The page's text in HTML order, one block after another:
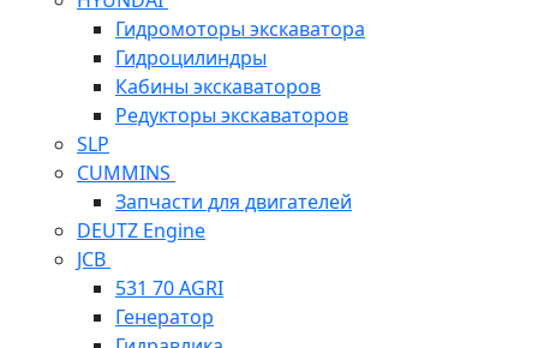
Гидромоторы экскаватора
Гидроцилиндры
Кабины экскаваторов
Редукторы экскаваторов
SLP
CUMMINS
Запчасти для двигателей
DEUTZ Engine
JCB
531 70 AGRI
Генератор